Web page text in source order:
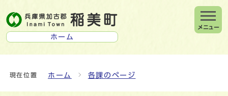
ホーム
メニュー
現在位置 ホーム 各課のページ